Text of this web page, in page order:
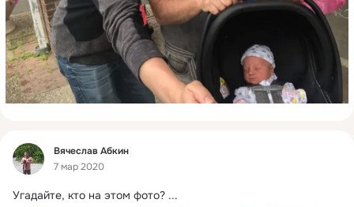
Фид
Вячеслав Абкин
7 мар 2020
Угадайте, кто на этом фото? ...